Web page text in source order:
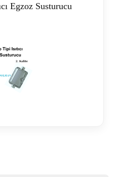
Egzoz Susturucu